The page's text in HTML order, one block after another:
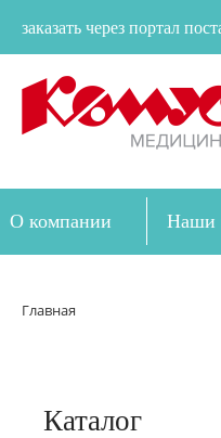
заказать через портал
О компании Наши
Главная
Каталог